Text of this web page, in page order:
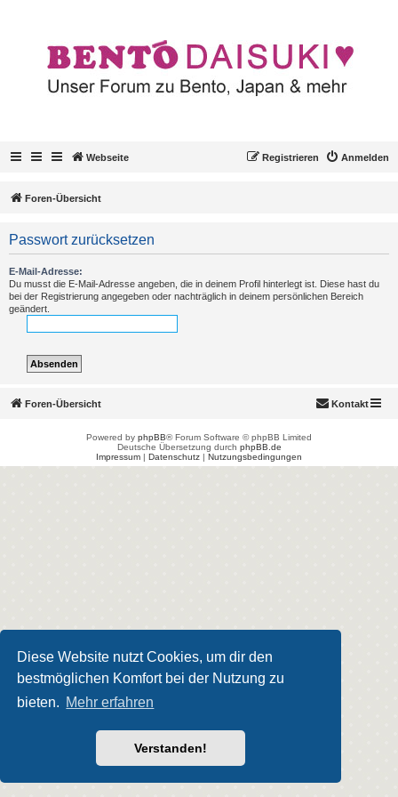
Diese Website nutzt Cookies, um dir den
bestmöglichen Komfort bei der Nutzung zu
bieten. Mehr erfahren
Verstanden!
Webseite Anmelden
Registrieren
Foren-Übersicht
Passwort zurücksetzen
E-Mail-Adresse:
Du musst die E-Mail-Adresse angeben, die in deinem Profil hinterlegt ist. Diese hast du
bei der Registrierung angegeben oder nachträglich in deinem persönlichen Bereich
geändert.
Foren-Übersicht Kontakt
Powered by phpBB® Forum Software © phpBB Limited
Deutsche Übersetzung durch phpBB.de
Impressum | Datenschutz | Nutzungsbedingungen